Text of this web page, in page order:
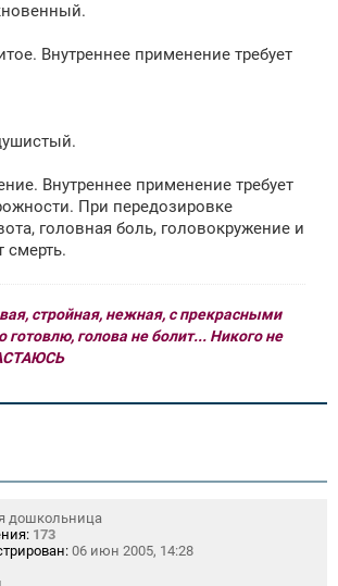
Внутреннее применение требует
Внутреннее применение требует
При передозировке
головная боль, головокружение и
смерть.
стройная, нежная, с прекрасными
готовлю, голова не болит... Никого не
дошкольница
173
06 июн 2005, 14:28